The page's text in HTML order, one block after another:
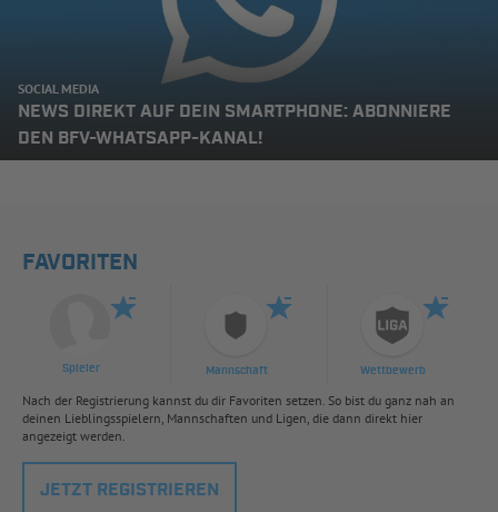
SOCIAL MEDIA
NEWS DIREKT AUF DEIN SMARTPHONE: ABONNIERE
DEN BFV-WHATSAPP-KANAL!
FAVORITEN
Spieler Mannschaft Wettbewerb
Nach der Registrierung kannst du dir Favoriten setzen. So bist du ganz nah an
deinen Lieblingsspielern, Mannschaften und Ligen, die dann direkt hier
angezeigt werden.
JETZT REGISTRIEREN